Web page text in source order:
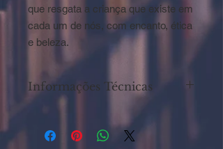
que resgata a criança que existe em
cada um de nós, com encanto, ética
e beleza.
Informações Técnicas
ISBN: 9788532651181
Editora: Vozes de bolso